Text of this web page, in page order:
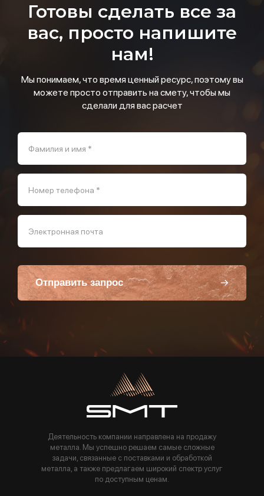
Готовы сделать все за
вас, просто напишите
нам!
Мы понимаем, что время ценный ресурс, поэтому вы
можете просто отправить на смету, чтобы мы
сделали для вас расчет
Фамилия и имя *
Номер телефона *
Электронная почта
Отправить запрос
Пользуясь данной формой вы соглашаетесь с политикой компании
Деятельность компании направлена на продажу
металла. Мы успешно решаем самые сложные
задачи, связанные с поставками и обработкой
металла, а также предлагаем широкий спектр услуг
по доступным ценам.